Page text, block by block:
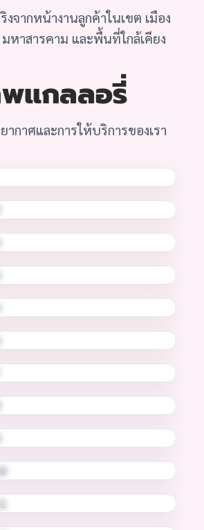
งจากหน้างานลูกค้าในเขต เมือง
หาสารคาม และพื้นที่ใกล้เคียง
แกลลอรี่
กาศและการให้บริการของเรา